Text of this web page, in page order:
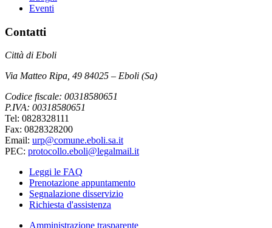
Eventi
Contatti
Città di Eboli
Via Matteo Ripa, 49 84025 – Eboli (Sa)
Codice fiscale: 00318580651
P.IVA: 00318580651
Tel: 0828328111
Fax: 0828328200
Email: urp@comune.eboli.sa.it
PEC: protocollo.eboli@legalmail.it
Leggi le FAQ
Prenotazione appuntamento
Segnalazione disservizio
Richiesta d'assistenza
Amministrazione trasparente